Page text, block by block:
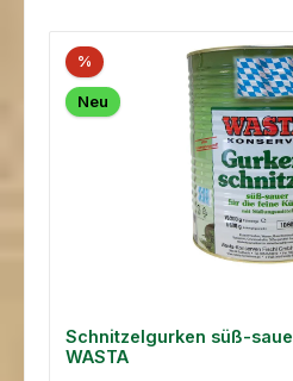
%
Neu
Schnitzelgurken süß-
WASTA